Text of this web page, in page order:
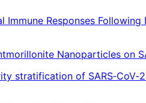
Responses
Nanoparticles on
stratification of